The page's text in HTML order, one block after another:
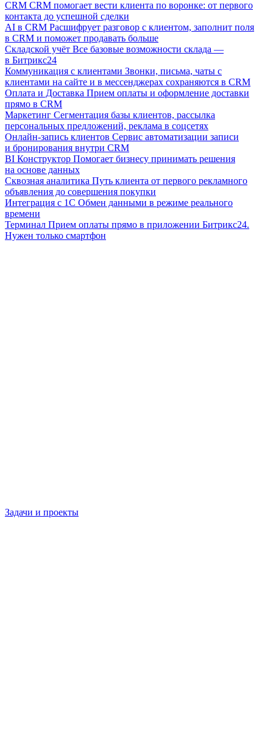
CRM CRM помогает вести клиента по воронке: от первого
контакта до успешной сделки
AI в CRM Расшифрует разговор с клиентом, заполнит поля
в CRM и поможет продавать больше
Складской учёт Все базовые возможности склада —
в Битрикс24
Коммуникация с клиентами Звонки, письма, чаты с
клиентами на сайте и в мессенджерах сохраняются в CRM
Оплата и Доставка Прием оплаты и оформление доставки
прямо в CRM
Маркетинг Сегментация базы клиентов, рассылка
персональных предложений, реклама в соцсетях
Онлайн-запись клиентов Сервис автоматизации записи
и бронирования внутри CRM
BI Конструктор Помогает бизнесу принимать решения
на основе данных
Сквозная аналитика Путь клиента от первого рекламного
объявления до совершения покупки
Интеграция с 1С Обмен данными в режиме реального
времени
Терминал Прием оплаты прямо в приложении Битрикс24.
Нужен только смартфон
Задачи и проекты